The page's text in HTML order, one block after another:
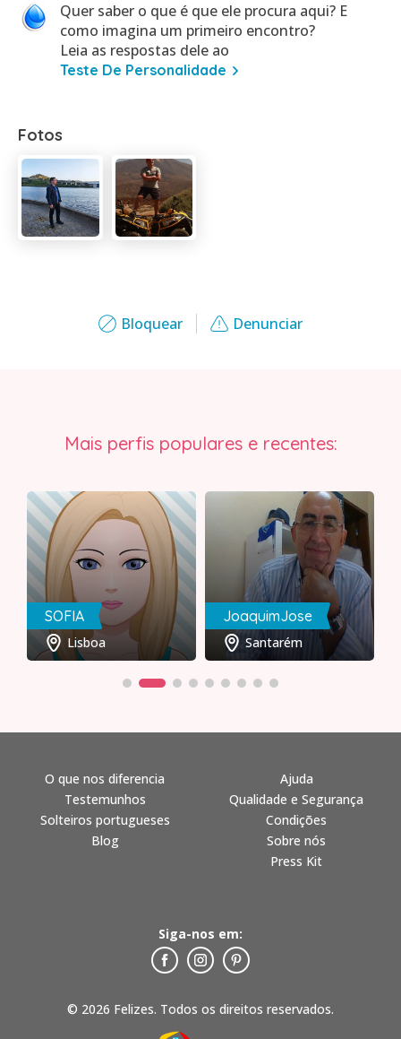
Bloquear Denunciar
Quer saber o que é que ele procura aqui? E
como imagina um primeiro encontro?
Leia as respostas dele ao
Teste De Personalidade
Fotos
Mais perfis populares e recentes:
SOFIA
Lisboa
JoaquimJose
Santarém
© 2026 Felizes. Todos os direitos reservados.
O que nos diferencia
Testemunhos
Solteiros portugueses
Blog
Ajuda
Qualidade e Segurança
Condições
Sobre nós
Press Kit
Siga-nos em: